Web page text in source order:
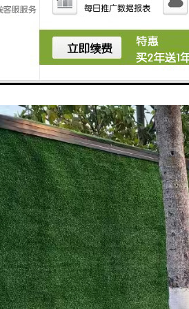
铺设方式，高空压瓦机能够实现板
位，大幅提升施工效率，同时降